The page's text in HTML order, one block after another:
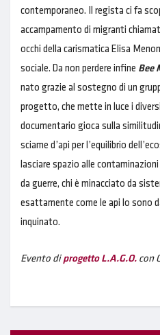
contemporaneo. Il regista ci fa
accampamento di migranti
occhi della carismatica Elisa
sociale. Da non perdere infine Bee
nato grazie al sostegno di un
progetto, che mette in luce i
documentario gioca sulla
sciame d’api per l’equilibrio
lasciare spazio alle
da guerre, chi è minacciato da
esattamente come le api lo sono
inquinato.
Evento di progetto L.A.G.O. con